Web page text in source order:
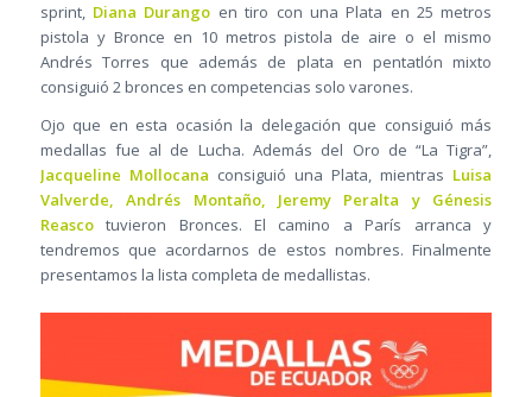
sprint, Diana Durango en tiro con una Plata en 25 metros
pistola y Bronce en 10 metros pistola de aire o el mismo
Andrés Torres que además de plata en pentatlón mixto
consiguió 2 bronces en competencias solo varones.
Ojo que en esta ocasión la delegación que consiguió más
medallas fue al de Lucha. Además del Oro de “La Tigra”,
Jacqueline Mollocana consiguió una Plata, mientras Luisa
Valverde, Andrés Montaño, Jeremy Peralta y Génesis
Reascotuvieron Bronces. El camino a París arranca y
tendremos que acordarnos de estos nombres. Finalmente
presentamos la lista completa de medallistas.